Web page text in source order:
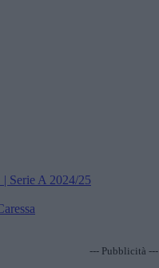
Serie A 2024/25
--- Pubblicità ---